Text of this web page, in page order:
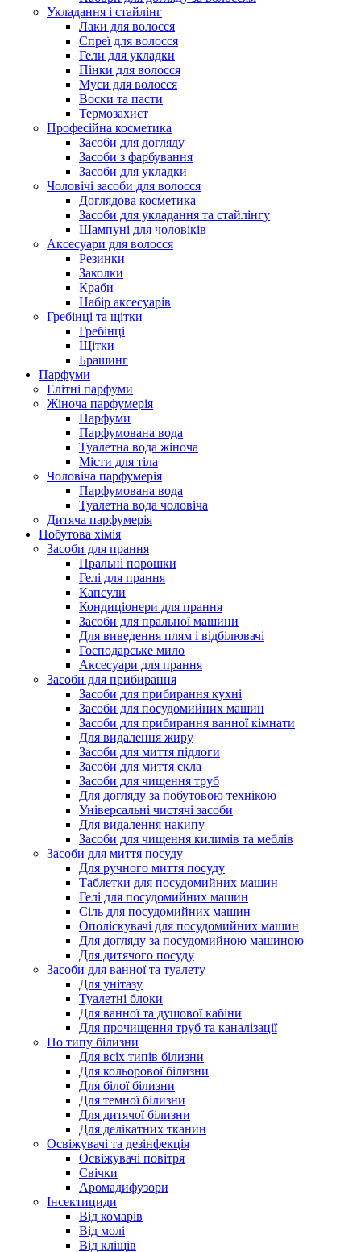
Укладання і стайлінг
Лаки для волосся
Спреї для волосся
Гели для укладки
Пінки для волосся
Муси для волосся
Воски та пасти
Термозахист
Професійна косметика
Засоби для догляду
Засоби з фарбування
Засоби для укладки
Чоловічі засоби для волосся
Доглядова косметика
Засоби для укладання та стайлінгу
Шампуні для чоловіків
Аксесуари для волосся
Резинки
Заколки
Краби
Набір аксесуарів
Гребінці та щітки
Гребінці
Щітки
Брашинг
Парфуми
Елітні парфуми
Жіноча парфумерія
Парфуми
Парфумована вода
Туалетна вода жіноча
Місти для тіла
Чоловіча парфумерія
Парфумована вода
Туалетна вода чоловіча
Дитяча парфумерія
Побутова хімія
Засоби для прання
Пральні порошки
Гелі для прання
Капсули
Кондиціонери для прання
Засоби для пральної машини
Для виведення плям і відбілювачі
Господарське мило
Аксесуари для прання
Засоби для прибирання
Засоби для прибирання кухні
Засоби для посудомийних машин
Засоби для прибирання ванної кімнати
Для видалення жиру
Засоби для миття підлоги
Засоби для миття скла
Засоби для чищення труб
Для догляду за побутовою технікою
Універсальні чистячі засоби
Для видалення накипу
Засоби для чищення килимів та меблів
Засоби для миття посуду
Для ручного миття посуду
Таблетки для посудомийних машин
Гелі для посудомийних машин
Сіль для посудомийних машин
Ополіскувачі для посудомийних машин
Для догляду за посудомийною машиною
Для дитячого посуду
Засоби для ванної та туалету
Для унітазу
Туалетні блоки
Для ванної та душової кабіни
Для прочищення труб та каналізації
По типу білизни
Для всіх типів білизни
Для кольорової білизни
Для білої білизни
Для темної білизни
Для дитячої білизни
Для делікатних тканин
Освіжувачі та дезінфекція
Освіжувачі повітря
Свічки
Аромадифузори
Інсектициди
Від комарів
Від молі
Від кліщів